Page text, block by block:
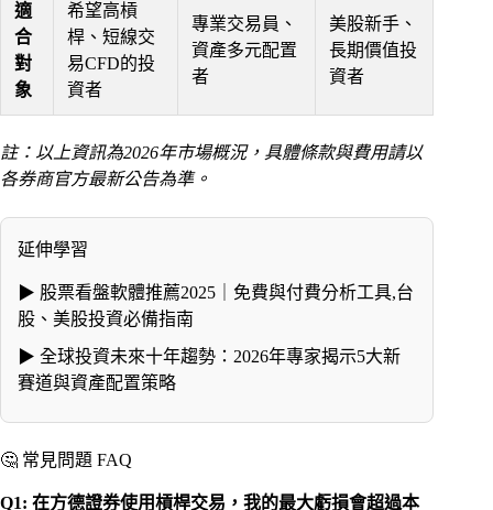
適
合
對
象
希望高槓
桿、短線交
易CFD的投
資者
專業交易員、
資產多元配置
者
美股新手、
長期價值投
資者
註：以上資訊為2026年市場概況，具體條款與費用請以
各券商官方最新公告為準。
延伸學習
▶ 股票看盤軟體推薦2025｜免費與付費分析工具,台
股、美股投資必備指南
▶ 全球投資未來十年趨勢：2026年專家揭示5大新
賽道與資產配置策略
🤔 常見問題 FAQ
Q1: 在方德證券使用槓桿交易，我的最大虧損會超過本